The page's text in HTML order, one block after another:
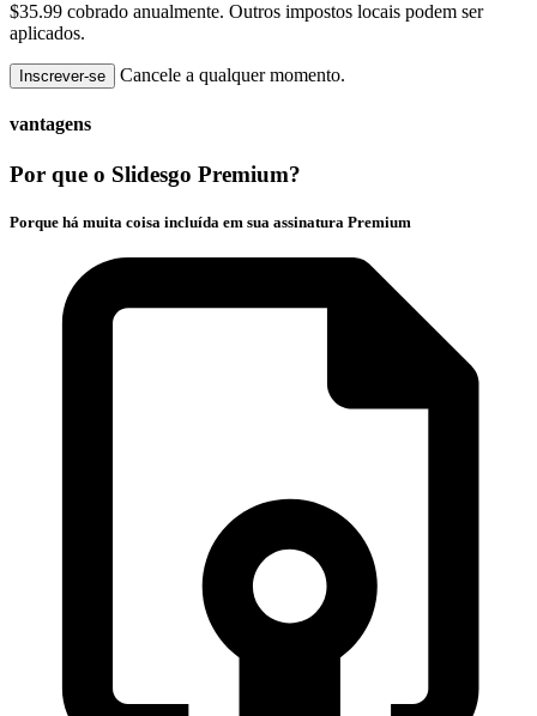
$35.99 cobrado anualmente. Outros impostos locais podem ser
aplicados.
Inscrever-se Cancele a qualquer momento.
vantagens
Por que o Slidesgo Premium?
Porque há muita coisa incluída em sua assinatura Premium